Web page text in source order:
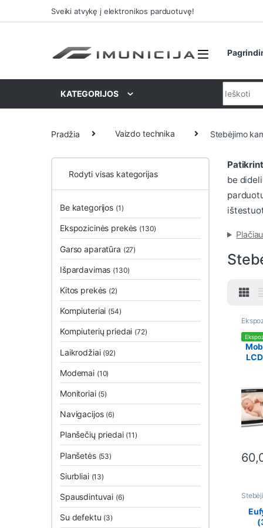
Praleisti ir pereiti prie navigacijos
Pereiti prie turinioSveiki atvykę į elektronikos parduotuvę!
KATEGORIJOS
Pradžia Vaizdo technika Stebėjimo
be
This
Rodyti visas kategorijas
Be kategorijos (1)
Ekspozicinės prekės (130)
Garso aparatūra (27)
Išpardavimas (130)
Kitos prekės (2)
Kompiuteriai (54)
Kompiuterių priedai (72)
Laikrodžiai (92)
Modemai (10)
Monitoriai (5)
Navigacijos (6)
Planšečių priedai (11)
Planšetės (53)
Siurbliai (13)
Spausdintuvai (6)
Su defektu (3)